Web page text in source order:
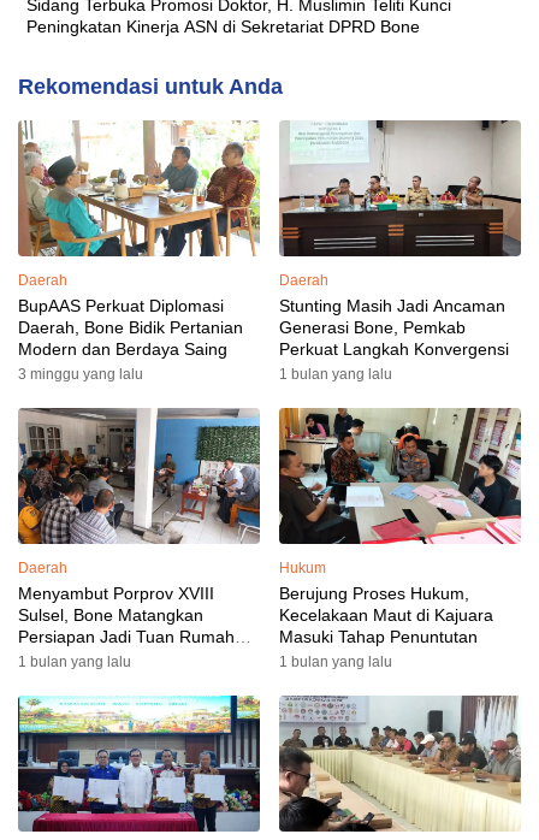
Sidang Terbuka Promosi Doktor, H. Muslimin Teliti Kunci
Peningkatan Kinerja ASN di Sekretariat DPRD Bone
Rekomendasi untuk Anda
Daerah
BupAAS Perkuat Diplomasi
Daerah, Bone Bidik Pertanian
Modern dan Berdaya Saing
3 minggu yang lalu
Daerah
Stunting Masih Jadi Ancaman
Generasi Bone, Pemkab
Perkuat Langkah Konvergensi
1 bulan yang lalu
Daerah
Menyambut Porprov XVIII
Sulsel, Bone Matangkan
Persiapan Jadi Tuan Rumah
yang Berkesan: Wakil Bupati
Targetkan Venue dan
Akomodasi Rampung
1 bulan yang lalu
Hukum
Berujung Proses Hukum,
Kecelakaan Maut di Kajuara
Masuki Tahap Penuntutan
1 bulan yang lalu